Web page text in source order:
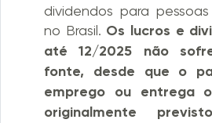
dividendos para
no Brasil. Os lucros e
até 12/2025 não
fonte, desde que o
emprego ou entrega
originalmente